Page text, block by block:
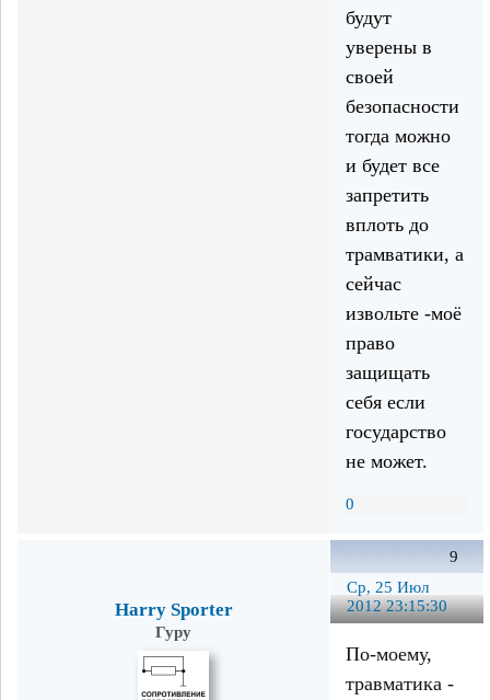
будут
уверены в
своей
безопасности
тогда можно
и будет все
запретить
вплоть до
трамватики, а
сейчас
извольте -моё
право
защищать
себя если
государство
не может.
0
9
Ср, 25 Июл
2012 23:15:30
Harry Sporter
Гуру
По-моему,
травматика -